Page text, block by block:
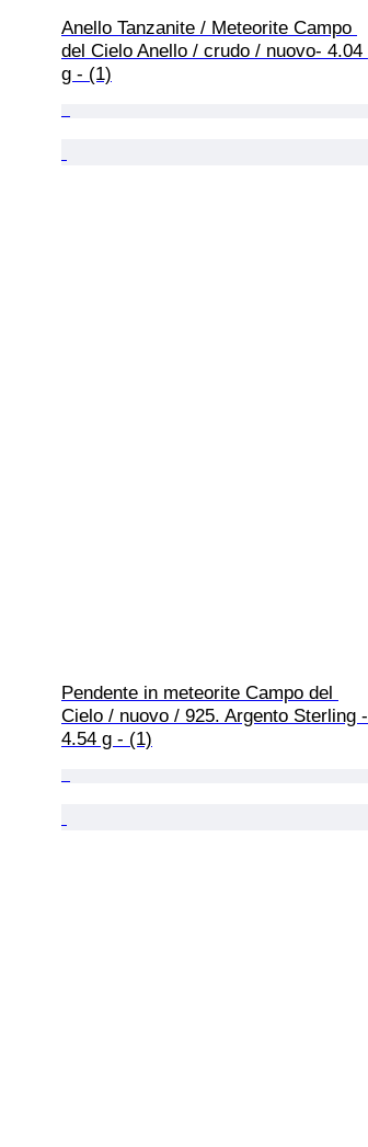
Anello Tanzanite / Meteorite Campo
del Cielo Anello / crudo / nuovo- 4.04
g - (1)
Pendente in meteorite Campo del
Cielo / nuovo / 925. Argento Sterling -
4.54 g - (1)